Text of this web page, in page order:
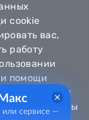
cookie
вас,
работу
помощи
и храниться
Федерации. Вы
или сервисе —